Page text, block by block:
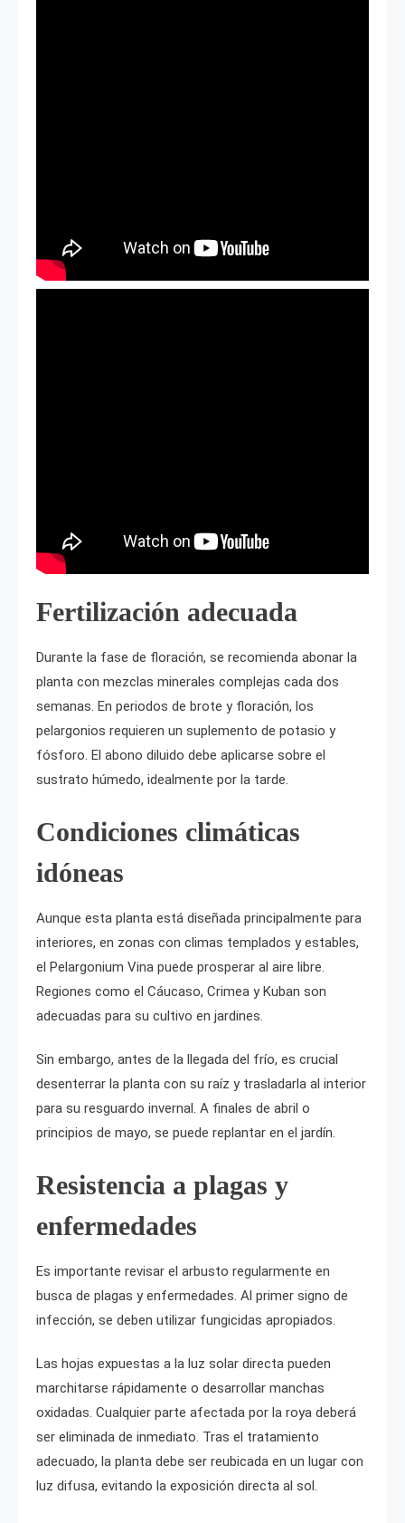
Fertilización adecuada
Durante la fase de floración, se recomienda abonar la
planta con mezclas minerales complejas cada dos
semanas. En periodos de brote y floración, los
pelargonios requieren un suplemento de potasio y
fósforo. El abono diluido debe aplicarse sobre el
sustrato húmedo, idealmente por la tarde.
Condiciones climáticas
idóneas
Aunque esta planta está diseñada principalmente para
interiores, en zonas con climas templados y estables,
el Pelargonium Vina puede prosperar al aire libre.
Regiones como el Cáucaso, Crimea y Kuban son
adecuadas para su cultivo en jardines.
Sin embargo, antes de la llegada del frío, es crucial
desenterrar la planta con su raíz y trasladarla al interior
para su resguardo invernal. A finales de abril o
principios de mayo, se puede replantar en el jardín.
Resistencia a plagas y
enfermedades
Es importante revisar el arbusto regularmente en
busca de plagas y enfermedades. Al primer signo de
infección, se deben utilizar fungicidas apropiados.
Las hojas expuestas a la luz solar directa pueden
marchitarse rápidamente o desarrollar manchas
oxidadas. Cualquier parte afectada por la roya deberá
ser eliminada de inmediato. Tras el tratamiento
adecuado, la planta debe ser reubicada en un lugar con
luz difusa, evitando la exposición directa al sol.